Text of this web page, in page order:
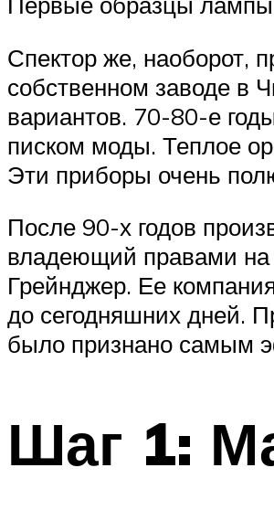
Спектор же, наоборот,
собственном заводе в
вариантов. 70-80-е
писком моды. Теплое
Эти приборы очень
После 90-х годов
владеющий правами на
Грейнджер. Ее
до сегодняшних дней.
было признано самым
Шаг 1: